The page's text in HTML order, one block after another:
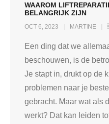
WAAROM
BELANGRIJK ZIJN
OCT 6, 2023 MARTINE
Een ding dat we
beschouwen, is de
Je stapt in, drukt op de
problemen naar je
gebracht. Maar wat als
werkt? Dat kan leiden